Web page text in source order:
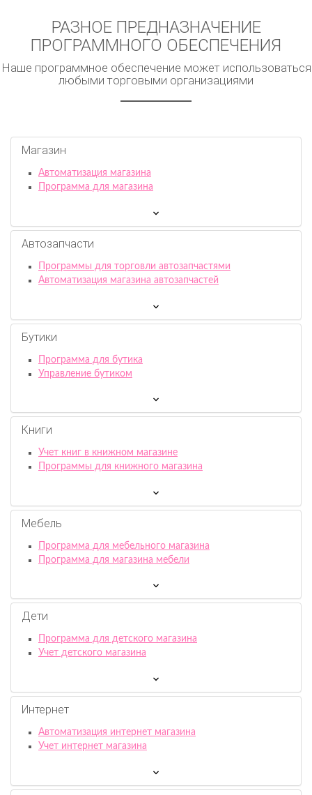
РАЗНОЕ ПРЕДНАЗНАЧЕНИЕ
ПРОГРАММНОГО ОБЕСПЕЧЕНИЯ
Наше программное обеспечение может использоваться
любыми торговыми организациями
Магазин
Автоматизация магазина
Программа для магазина
Автозапчасти
Программы для торговли автозапчастями
Автоматизация магазина автозапчастей
Бутики
Программа для бутика
Управление бутиком
Книги
Учет книг в книжном магазине
Программы для книжного магазина
Мебель
Программа для мебельного магазина
Программа для магазина мебели
Дети
Программа для детского магазина
Учет детского магазина
Интернет
Автоматизация интернет магазина
Учет интернет магазина